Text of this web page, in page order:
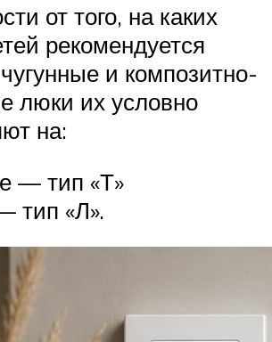
от того, на каких
рекомендуется
и композитно-
люки их условно
на:
— тип «Т»
тип «Л».